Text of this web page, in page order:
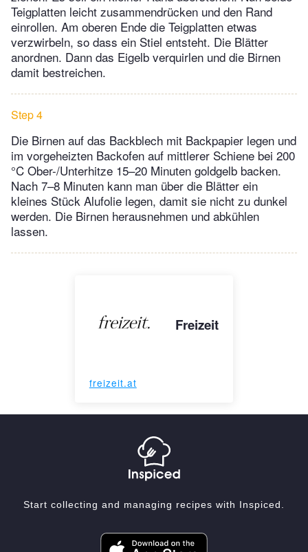
Teigplatten leicht zusammendrücken und den Rand
einrollen. Am oberen Ende die Teigplatten etwas
verzwirbeln, so dass ein Stiel entsteht. Die Blätter
anordnen. Dann das Eigelb verquirlen und die Birnen
damit bestreichen.
Step 4
Die Birnen auf das Backblech mit Backpapier legen und
im vorgeheizten Backofen auf mittlerer Schiene bei 200
°C Ober-/Unterhitze 15–20 Minuten goldgelb backen.
Nach 7–8 Minuten kann man über die Blätter ein
kleines Stück Alufolie legen, damit sie nicht zu dunkel
werden. Die Birnen herausnehmen und abkühlen
lassen.
Freizeit
freizeit.at
Start collecting and managing recipes with Inspiced.